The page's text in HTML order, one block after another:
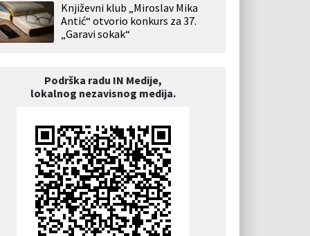
Književni klub „Miroslav Mika
Antić“ otvorio konkurs za 37.
„Garavi sokak“
Podrška radu IN Medije,
lokalnog nezavisnog medija.